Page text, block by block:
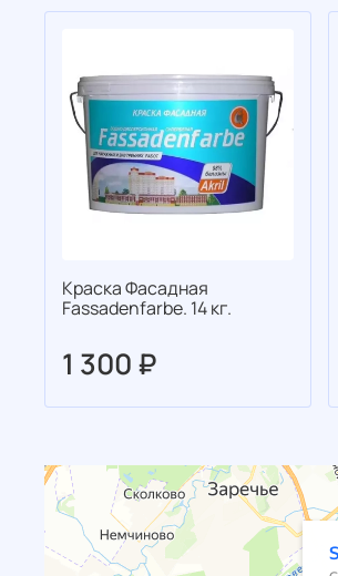
Краска Фасадная
Fassadenfarbe. 14 кг.
1 300 ₽